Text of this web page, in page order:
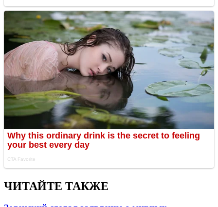
ЧИТАЙТЕ ТАКЖЕ